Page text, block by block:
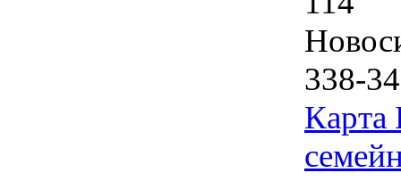
338-
Карта